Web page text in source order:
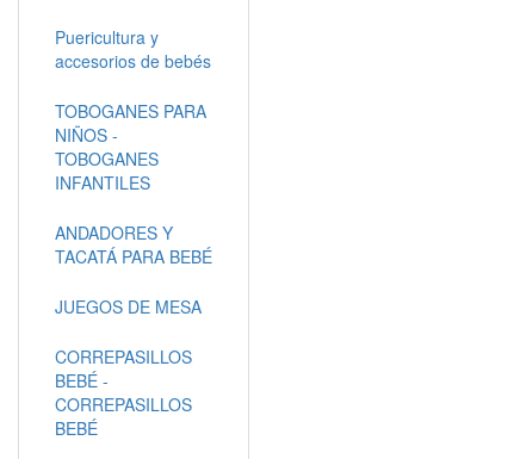
Puericultura y
accesorios de bebés
TOBOGANES PARA
NIÑOS -
TOBOGANES
INFANTILES
ANDADORES Y
TACATÁ PARA BEBÉ
JUEGOS DE MESA
CORREPASILLOS
BEBÉ -
CORREPASILLOS
BEBÉ